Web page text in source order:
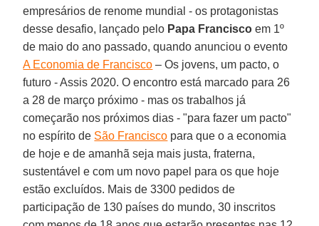
empresários de renome mundial - os protagonistas
desse desafio, lançado pelo Papa Francisco em 1º
de maio do ano passado, quando anunciou o evento
A Economia de Francisco – Os jovens, um pacto, o
futuro - Assis 2020. O encontro está marcado para 26
a 28 de março próximo - mas os trabalhos já
começarão nos próximos dias - "para fazer um pacto"
no espírito de São Francisco para que o a economia
de hoje e de amanhã seja mais justa, fraterna,
sustentável e com um novo papel para os que hoje
estão excluídos. Mais de 3300 pedidos de
participação de 130 países do mundo, 30 inscritos